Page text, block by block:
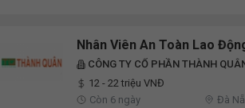
Nhân Viên An Toàn Lao
CÔNG TY CỔ PHẦN THÀNH
12 - 22 triệu VNĐ
Còn 6 ngày
Đà